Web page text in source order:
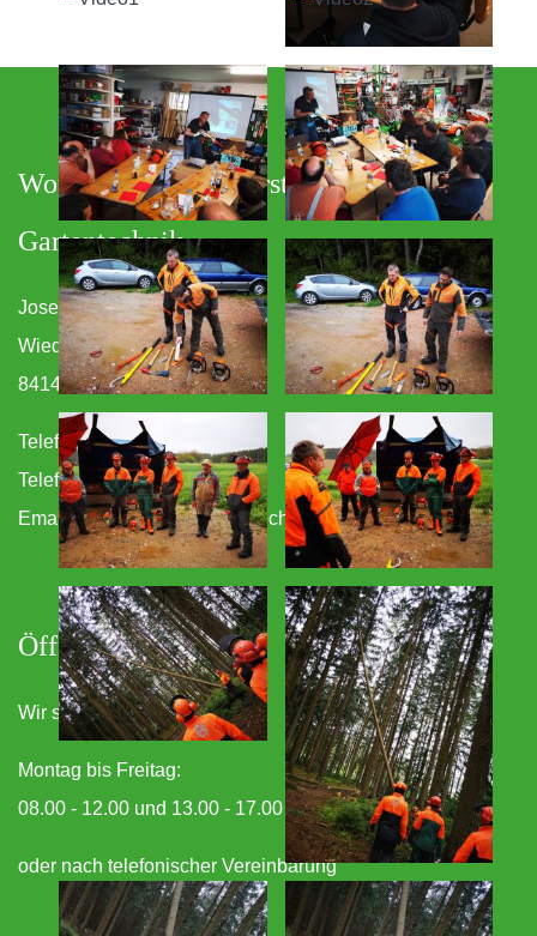
Wotzinger Land-, Forst- und
Gartentechnik
Josef Wotzinger e.K.
Wiedersbach 8
84140 Gangkofen
Telefon: 08722 / 1749
Telefax: 08722 / 1314
Email: info@wotzinger-landtechnik.de
Öffnungszeiten
Wir sind für Sie da!
Montag bis Freitag:
08.00 - 12.00 und 13.00 - 17.00
oder nach telefonischer Vereinbarung